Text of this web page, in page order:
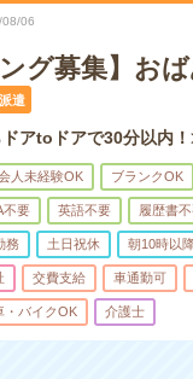
06
ング募集】お
派遣
アtoドアで30分以内！
人未経験OK ブランクOK
不要 英語不要 履歴書
務 土日祝休 朝10時以
交費支給 車通勤可
・バイクOK 介護士